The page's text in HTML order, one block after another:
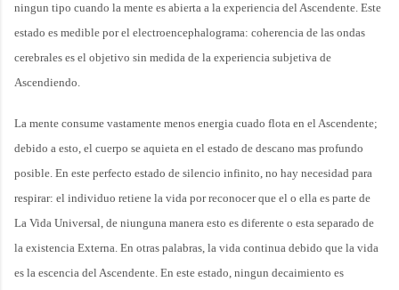
ningun tipo cuando la mente es abierta a la experiencia del Ascendente. Este
estado es medible por el electroencephalograma: coherencia de las ondas
cerebrales es el objetivo sin medida de la experiencia subjetiva de
Ascendiendo.
La mente consume vastamente menos energia cuado flota en el Ascendente;
debido a esto, el cuerpo se aquieta en el estado de descano mas profundo
posible. En este perfecto estado de silencio infinito, no hay necesidad para
respirar: el individuo retiene la vida por reconocer que el o ella es parte de
La Vida Universal, de niunguna manera esto es diferente o esta separado de
la existencia Externa. En otras palabras, la vida continua debido que la vida
es la escencia del Ascendente. En este estado, ningun decaimiento es